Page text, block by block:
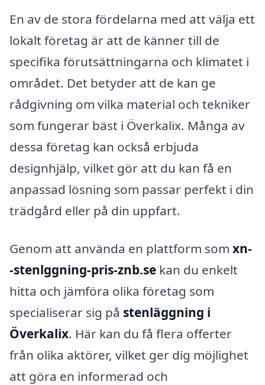
En av de stora fördelarna med att välja ett
lokalt företag är att de känner till de
specifika förutsättningarna och klimatet i
området. Det betyder att de kan ge
rådgivning om vilka material och tekniker
som fungerar bäst i Överkalix. Många av
dessa företag kan också erbjuda
designhjälp, vilket gör att du kan få en
anpassad lösning som passar perfekt i din
trädgård eller på din uppfart.
Genom att använda en plattform som xn-
-stenlggning-pris-znb.se kan du enkelt
hitta och jämföra olika företag som
specialiserar sig på stenläggning i
Överkalix. Här kan du få flera offerter
från olika aktörer, vilket ger dig möjlighet
att göra en informerad och